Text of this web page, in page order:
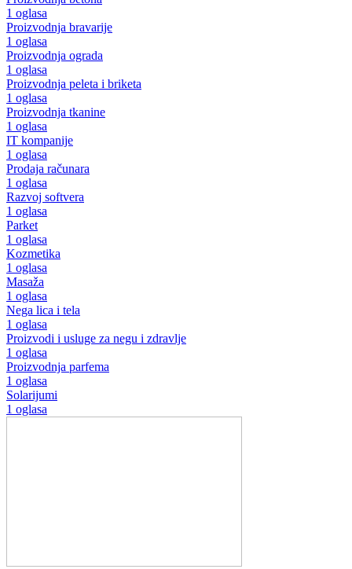
1 oglasa
Proizvodnja bravarije
1 oglasa
Proizvodnja ograda
1 oglasa
Proizvodnja peleta i briketa
1 oglasa
Proizvodnja tkanine
1 oglasa
IT kompanije
1 oglasa
Prodaja računara
1 oglasa
Razvoj softvera
1 oglasa
Parket
1 oglasa
Kozmetika
1 oglasa
Masaža
1 oglasa
Nega lica i tela
1 oglasa
Proizvodi i usluge za negu i zdravlje
1 oglasa
Proizvodnja parfema
1 oglasa
Solarijumi
1 oglasa